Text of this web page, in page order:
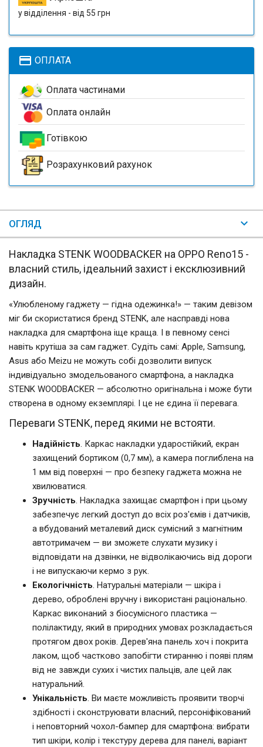
у відділення - від 55 грн
payment ОПЛАТА
Оплата частинами
Оплата онлайн
Готівкою
Розрахунковий рахунок
ОГЛЯД
Накладка STENK WOODBACKER на OPPO Reno15 -
власний стиль, ідеальний захист і ексклюзивний
дизайн.
«Улюбленому гаджету — гідна одежинка!» — таким девізом
міг би скористатися бренд STENK, але насправді нова
накладка для смартфона іще краща. І в певному сенсі
навіть крутіша за сам гаджет. Судіть самі: Apple, Samsung,
Asus або Meizu не можуть собі дозволити випуск
індивідуально змодельованого смартфона, а накладка
STENK WOODBACKER — абсолютно оригінальна і може бути
створена в одному екземплярі. І це не єдина її перевага.
Переваги STENK, перед якими не встояти.
Надійність. Каркас накладки ударостійкий, екран
захищений бортиком (0,7 мм), а камера поглиблена на
1 мм від поверхні — про безпеку гаджета можна не
хвилюватися.
Зручність. Накладка захищає смартфон і при цьому
забезпечує легкий доступ до всіх роз'ємів і датчиків,
а вбудований металевий диск сумісний з магнітним
автотримачем — ви зможете слухати музику і
відповідати на дзвінки, не відволікаючись від дороги
і не випускаючи кермо з рук.
Екологічність. Натуральні матеріали — шкіра і
дерево, оброблені вручну і використані раціонально.
Каркас виконаний з біосумісного пластика —
полілактиду, який в природних умовах розкладається
протягом двох років. Дерев'яна панель хоч і покрита
лаком, щоб частково запобігти стиранню і появі плям
від не завжди сухих і чистих пальців, але цей лак
натуральний.
Унікальність. Ви маєте можливість проявити творчі
здібності і сконструювати власний, персоніфікований
і неповторний чохол-бампер для смартфона: вибрати
тип шкіри, колір і текстуру дерева для панелі, варіант